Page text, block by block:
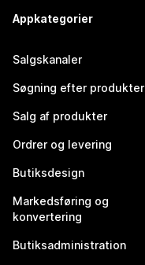
Appkategorier
Salgskanaler
Søgning efter produkter
Salg af produkter
Ordrer og levering
Butiksdesign
Markedsføring og
konvertering
Butiksadministration